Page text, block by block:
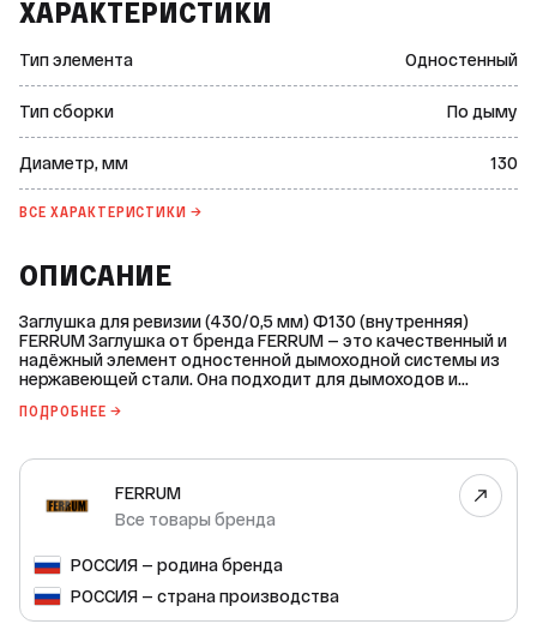
ХАРАКТЕРИСТИКИ
Тип элемента Одностенный
Тип сборки По дыму
Диаметр, мм 130
ВСЕ ХАРАКТЕРИСТИКИ →
ОПИСАНИЕ
Заглушка для ревизии (430/0,5 мм) Ф130 (внутренняя)
FERRUM Заглушка от бренда FERRUM — это качественный и
надёжный элемент одностенной дымоходной системы из
нержавеющей стали. Она подходит для дымоходов и
Основные характеристики: * Марка стали: AISI 430. *
одностенный. * Монтаж: внутренний. * Серия дымоходной
системы: универсальная. Эта заглушка обеспечивает
герметичность и безопасность системы, а также
позволяет проводить ревизию и обслуживание дымохода
при необходимости. Изготовлена из высококачественной
нержавеющей стали, что гарантирует долговечность и
устойчивость к коррозии.
ПОДРОБНЕЕ →
FERRUM
Все товары бренда
РОССИЯ — родина бренда
РОССИЯ — страна производства